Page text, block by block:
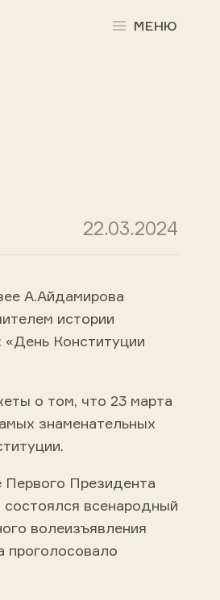
МЕНЮ
22.03.2024
А.Айдамирова
истории
Конституции
о том, что 23 марта
знаменательных
Первого Президента
всенародный
волеизъявления
проголосовало